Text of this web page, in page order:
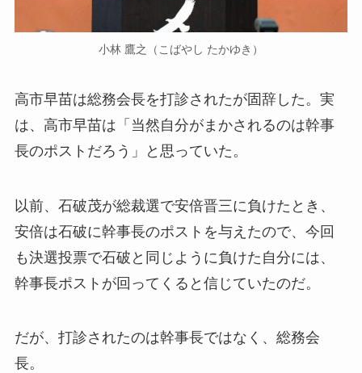
小林 鷹之（こばやし たかゆき）
高市早苗は総務会長を打診されたが固辞した。実
は、高市早苗は「当然自分がまかされるのは幹事
長のポストだろう」と思っていた。
以前、石破茂が総裁選で安倍晋三に負けたとき、
安倍は石破に幹事長のポストを与えたので、今回
も決選投票で石破と同じように負けた自分には、
幹事長ポストが回ってくると信じていたのだ。
だが、打診されたのは幹事長ではなく、総務会
長。